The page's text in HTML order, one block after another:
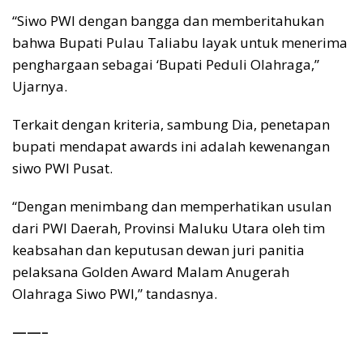
“Siwo PWI dengan bangga dan memberitahukan
bahwa Bupati Pulau Taliabu layak untuk menerima
penghargaan sebagai ‘Bupati Peduli Olahraga,”
Ujarnya.
Terkait dengan kriteria, sambung Dia, penetapan
bupati mendapat awards ini adalah kewenangan
siwo PWI Pusat.
“Dengan menimbang dan memperhatikan usulan
dari PWI Daerah, Provinsi Maluku Utara oleh tim
keabsahan dan keputusan dewan juri panitia
pelaksana Golden Award Malam Anugerah
Olahraga Siwo PWI,” tandasnya.
——–